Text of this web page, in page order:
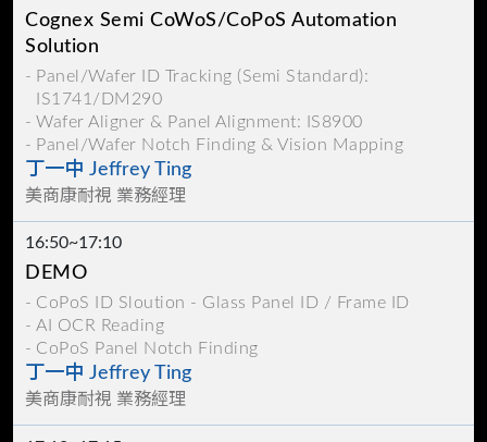
Cognex Semi CoWoS/CoPoS Automation
Solution
Panel/Wafer ID Tracking (Semi Standard):
IS1741/DM290
Wafer Aligner & Panel Alignment: IS8900
Panel/Wafer Notch Finding & Vision Mapping
丁一中 Jeffrey Ting
美商康耐視 業務經理
16:50~17:10
DEMO
CoPoS ID Sloution - Glass Panel ID / Frame ID
AI OCR Reading
CoPoS Panel Notch Finding
丁一中 Jeffrey Ting
美商康耐視 業務經理